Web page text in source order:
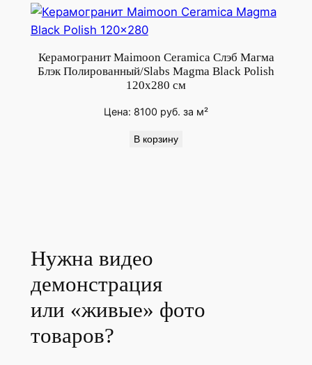
Керамогранит Maimoon Ceramica Слэб Магма
Блэк Полированный/Slabs Magma Black Polish
120x280 см
Цена: 8100 руб. за м²
В корзину
Нужна видео
демонстрация
или «живые» фото
товаров?